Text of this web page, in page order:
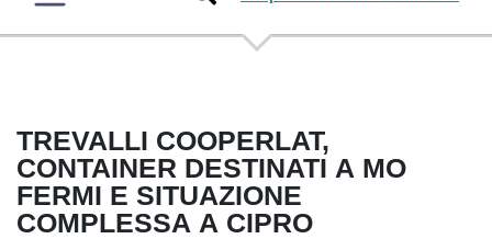
TREVALLI COOPERLAT,
CONTAINER DESTINATI A MO
FERMI E SITUAZIONE
COMPLESSA A CIPRO